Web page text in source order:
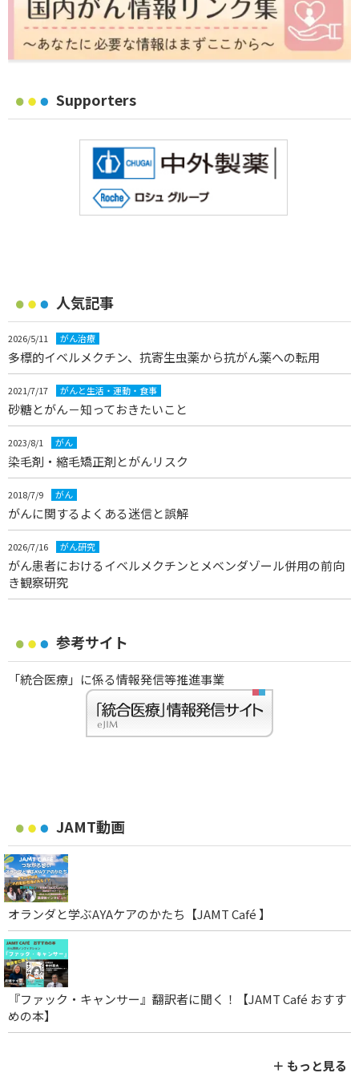
Supporters
人気記事
2026/5/11 がん治療
多標的イベルメクチン、抗寄生虫薬から抗がん薬への転用
2021/7/17 がんと生活・運動・食事
砂糖とがん－知っておきたいこと
2023/8/1 がん
染毛剤・縮毛矯正剤とがんリスク
2018/7/9 がん
がんに関するよくある迷信と誤解
2026/7/16 がん研究
がん患者におけるイベルメクチンとメベンダゾール併用の前向
き観察研究
参考サイト
「統合医療」に係る情報発信等推進事業
JAMT動画
オランダと学ぶAYAケアのかたち【JAMT Café 】
『ファック・キャンサー』翻訳者に聞く！【JAMT Café おすす
めの本】
＋ もっと見る